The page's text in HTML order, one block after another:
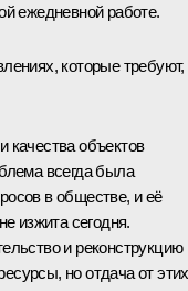
ежедневной работе.
которые требуют,
качества объектов
всегда была
в обществе, и её
изжита сегодня.
и реконструкцию
но отдача от этих